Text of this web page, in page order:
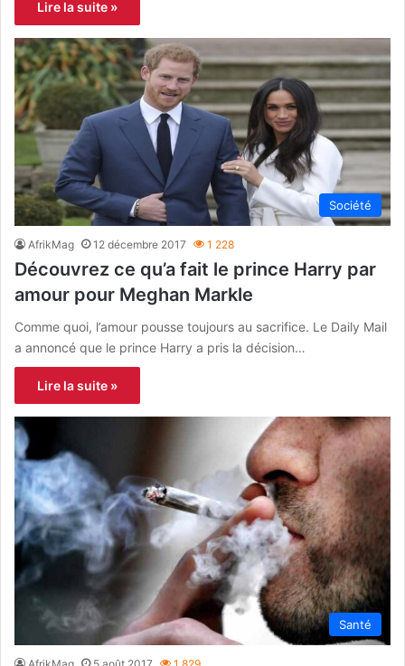
Lire la suite »
Société
AfrikMag 12 décembre 2017 1 228
Découvrez ce qu’a fait le prince Harry par
amour pour Meghan Markle
Comme quoi, l’amour pousse toujours au sacrifice. Le Daily Mail
a annoncé que le prince Harry a pris la décision…
Lire la suite »
Santé